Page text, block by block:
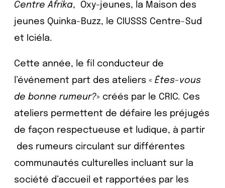
Centre Afrika, Oxy-jeunes, la Maison des
jeunes Quinka-Buzz, le CIUSSS Centre-Sud
et Iciéla.
Cette année, le fil conducteur de
l’événement part des ateliers « Êtes-vous
de bonne rumeur?» créés par le CRIC. Ces
ateliers permettent de défaire les préjugés
de façon respectueuse et ludique, à partir
des rumeurs circulant sur différentes
communautés culturelles incluant sur la
société d’accueil et rapportées par les